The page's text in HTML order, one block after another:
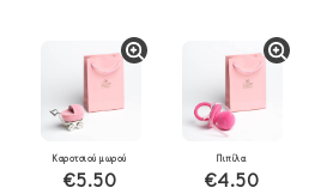
Καροτσιού μωρού
€5.50
Πιπίλα
€4.50